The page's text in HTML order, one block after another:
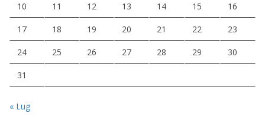
10 11 12 13 14 15 16
17 18 19 20 21 22 23
24 25 26 27 28 29 30
31
« Lug